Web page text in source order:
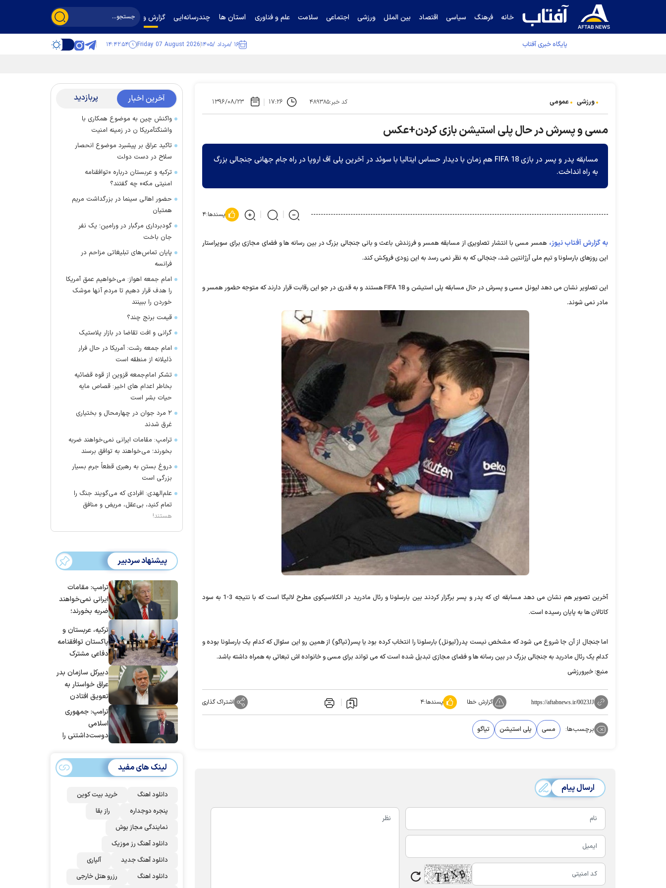
خانه فرهنگ سیاسی اقتصاد بین الملل ورزشی اجتماعی سلامت علم و فناوری استان ها چندرسانه‌ایی گزارش و گفت‌وگو
پایگاه خبری آفتاب ۱۶ /مرداد /۱۴۰۵ Friday 07 August 2026 ۱۴:۴۲:۵۴
ورزشی عمومی کد خبر:۴۸۹۳۸۵ ۱۷:۲۶ ۱۳۹۶/۰۸/۲۳
مسی و پسرش در حال پلی استیشن بازی کردن+عکس
مسابقه پدر و پسر در بازی FIFA 18 هم زمان با دیدار حساس ایتالیا با سوئد در آخرین پلی آف اروپا در راه جام جهانی جنجالی بزرگ
به راه انداخت.
پسندها:۴
به گزارش آفتاب نیوز، همسر مسی با انتشار تصاویری از مسابقه همسر و فرزندش باعث و بانی جنجالی بزرگ در بین رسانه ها و فضای مجازی برای سوپراستار
این روزهای بارسلونا و تیم ملی آرژانتین شد، جنجالی که به نظر نمی رسد به این زودی فروکش کند.
این تصاویر نشان می دهد لیونل مسی و پسرش در حال مسابقه پلی استیشن و FIFA 18 هستند و به قدری در جو این رقابت قرار دارند که متوجه حضور همسر و
مادر نمی شوند.
آخرین تصویر هم نشان می دهد مسابقه ای که پدر و پسر برگزار کردند بین بارسلونا و رئال مادرید در الکلاسیکوی مطرح لالیگا است که با نتیجه 3-1 به سود
کاتالان ها به پایان رسیده است.
اما جنجال از آن جا شروع می شود که مشخص نیست پدر(لیونل) بارسلونا را انتخاب کرده بود یا پسر(تیاگو) از همین رو این سئوال که کدام یک بارسلونا بوده و
کدام یک رئال مادرید به جنجالی بزرگ در بین رسانه ها و فضای مجازی تبدیل شده است که می تواند برای مسی و خانواده اش تبعاتی به همراه داشته باشد.
منبع: خبرورزشی
https://aftabnews.ir/0023JJ گزارش خطا پسندها:۴ اشتراک گذاری
برچسب‌ها: مسی پلی استیشن تیاگو
ارسال پیام
آخرین اخبار پربازدید
واکنش چین به موضوع همکاری با
واشنگتآمریکا ن در زمینه امنیت
تاکید عراق بر پیشبرد موضوع انحصار
سلاح در دست دولت
ترکیه و عربستان درباره «توافقنامه
امنیتی مکه» چه گفتند؟
حضور اهالی سینما در بزرگداشت مریم
همتیان
گودبرداری مرگبار در ورامین؛ یک نفر
جان باخت
پایان تماس‌های تبلیغاتی مزاحم در
فرانسه
امام جمعه اهواز: می‌خواهیم عمق آمریکا
را هدف قرار دهیم تا مردم آنها موشک
خوردن را ببینند
قیمت برنج چند؟
گرانی و افت تقاضا در بازار پلاستیک
امام جمعه رشت: آمریکا در حال فرار
ذلیلانه از منطقه است
تشکر امام‌جمعه قزوین از قوه قضائیه
بخاطر اعدام های اخیر: قصاص مایه
حیات بشر است
۲ مرد جوان در چهارمحال و بختیاری
غرق شدند
ترامپ: مقامات ایرانی نمی‌خواهند ضربه
بخورند؛ می‌خواهند به توافق برسند
دروغ بستن به رهبری قطعاً جرم بسیار
بزرگی است
علم‌الهدی: افرادی که می‌گویند جنگ را
تمام کنید، بی‌عقل، مریض و منافق
هستند!
پیشنهاد سردبیر
ترامپ: مقامات
ایرانی نمی‌خواهند
ضربه بخورند؛
توافق برسند
ترکیه، عربستان و
پاکستان توافقنامه
دفاعی مشترک
دبیرکل سازمان بدر
عراق خواستار به
تعویق افتادن
پاسخ به حمله
عربستان و آمریکا
شد
ترامپ: جمهوری
اسلامی
دوست‌داشتنی را
برای بزرگ‌ترین
حمله آماده بودیم
است، درست
است؟
لینک های مفید
دانلود اهنگ
خرید بیت کوین
پنجره دوجداره
راز بقا
نمایندگی مجاز بوش
دانلود آهنگ رز‌ موزیک
دانلود آهنگ جدید
آلپاری
دانلود اهنگ
رزرو هتل خارجی